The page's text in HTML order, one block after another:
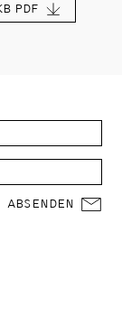
PDF
ABSENDEN